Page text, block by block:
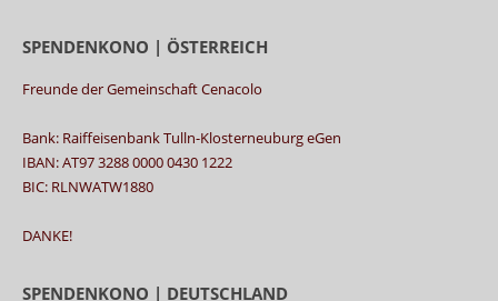
SPENDENKONO | ÖSTERREICH
Freunde der Gemeinschaft Cenacolo
Bank: Raiffeisenbank Tulln-Klosterneuburg eGen
IBAN: AT97 3288 0000 0430 1222
BIC: RLNWATW1880
DANKE!
SPENDENKONO | DEUTSCHLAND